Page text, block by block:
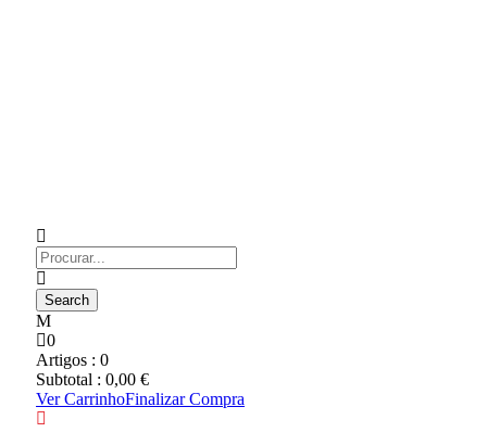
0
Artigos : 0
Subtotal : 0,00 €
Ver CarrinhoFinalizar Compra